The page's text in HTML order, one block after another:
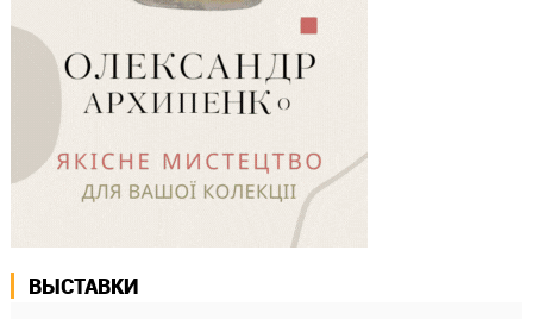
ВЫСТАВКИ